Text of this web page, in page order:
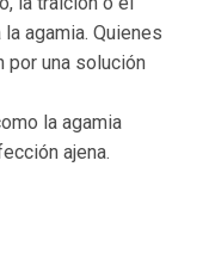
agamia. Quienes
por una solución
la agamia
ajena.